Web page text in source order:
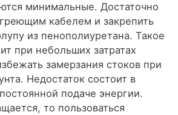
минимальные. Достаточно
кабелем и закрепить
из пенополиуретана. Такое
при небольших затратах
замерзания стоков при
Недостаток состоит в
подаче энергии.
то пользоваться